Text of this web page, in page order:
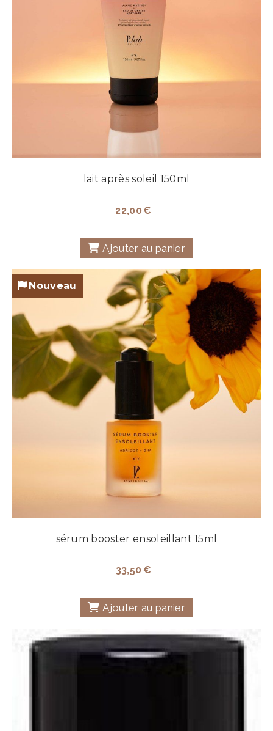
lait après soleil 150ml
22,00 €
Ajouter au panier
Nouveau
sérum booster ensoleillant 15ml
33,50 €
Ajouter au panier